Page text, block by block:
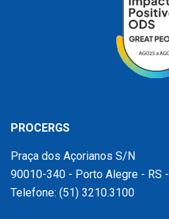
PROCERGS
Praça dos Açorianos S/N
90010-340 - Porto Alegre - RS -
Telefone: (51) 3210.3100